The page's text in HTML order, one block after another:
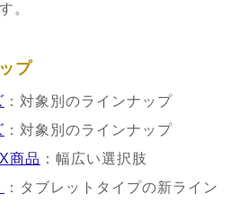
。
プ
：対象別のラインナップ
：対象別のラインナップ
商品 ：幅広い選択肢
：タブレットタイプの新ライン